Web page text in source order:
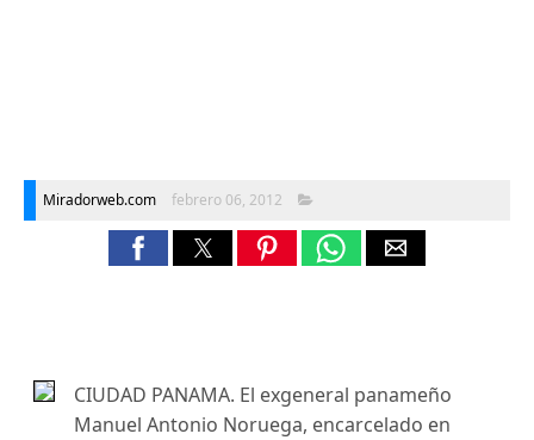
Miradorweb.com febrero 06, 2012
CIUDAD PANAMA. El exgeneral panameño
Manuel Antonio Noruega, encarcelado en